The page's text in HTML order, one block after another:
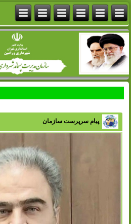
پیام سرپرست سازمان